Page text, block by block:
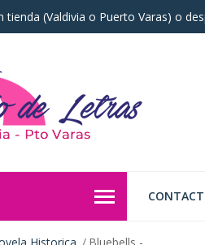
tienda (Valdivia o Puerto Varas) o